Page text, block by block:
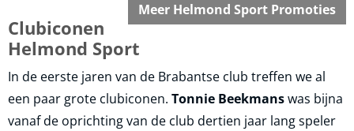
Meer Helmond Sport Promoties
Clubiconen
Helmond Sport
In de eerste jaren van de Brabantse club treffen we al
een paar grote clubiconen. Tonnie Beekmanswas bijna
vanaf de oprichting van de club dertien jaar lang speler